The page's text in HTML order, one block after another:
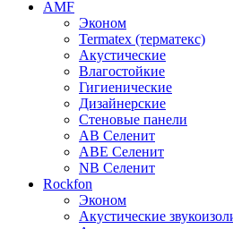
AMF
Эконом
Termatex (терматекс)
Акустические
Влагостойкие
Гигиенические
Дизайнерские
Стеновые панели
AB Селенит
ABE Селенит
NB Селенит
Rockfon
Эконом
Акустические